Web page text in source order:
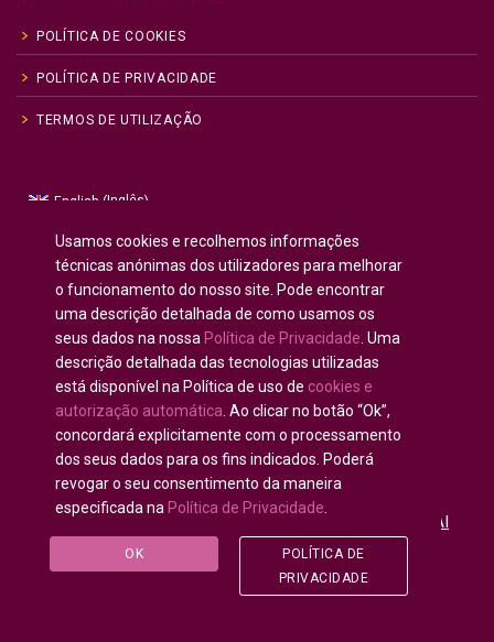
POLÍTICA DE COOKIES
POLÍTICA DE PRIVACIDADE
TERMOS DE UTILIZAÇÃO
English (Inglês)
Русский
Russo
Español(Espanhol)
Français(Francês)
Alemão
العربية( Árabe)
Português
Todos os direitos reservados © 2020 - 2025
U-INTOSAI
— Universidade Digital para Comunidade da INTOSAI
Accounts Chamber of the Russian Federation
Usamos cookies e recolhemos informações
técnicas anónimas dos utilizadores para melhorar
o funcionamento do nosso site. Pode encontrar
uma descrição detalhada de como usamos os
seus dados na nossa Política de Privacidade . Uma
descrição detalhada das tecnologias utilizadas
está disponível na Política de uso de cookies e
autorização automática . Ao clicar no botão “Ok”,
concordará explicitamente com o processamento
dos seus dados para os fins indicados. Poderá
revogar o seu consentimento da maneira
especificada na Política de Privacidade
OK
POLÍTICA DE
PRIVACIDADE